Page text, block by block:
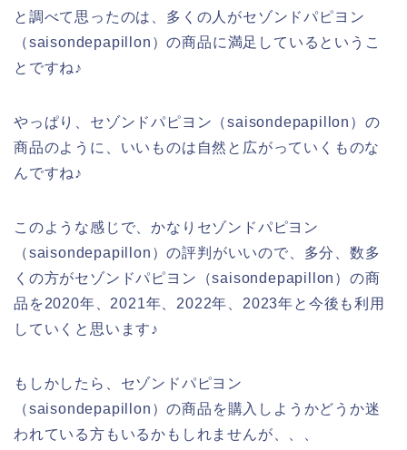
と調べて思ったのは、多くの人がセゾンドパピヨン
（saisondepapillon）の商品に満足しているというこ
とですね♪
やっぱり、セゾンドパピヨン（saisondepapillon）の
商品のように、いいものは自然と広がっていくものな
んですね♪
このような感じで、かなりセゾンドパピヨン
（saisondepapillon）の評判がいいので、多分、数多
くの方がセゾンドパピヨン（saisondepapillon）の商
品を2020年、2021年、2022年、2023年と今後も利用
していくと思います♪
もしかしたら、セゾンドパピヨン
（saisondepapillon）の商品を購入しようかどうか迷
われている方もいるかもしれませんが、、、